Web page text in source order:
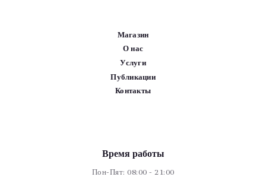
Магазин
О нас
Услуги
Публикации
Контакты
Время работы
Пон-Пят: 08:00 - 21:00